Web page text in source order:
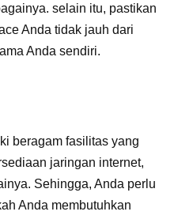
selain itu, pastikan
Anda tidak jauh dari
Anda sendiri.
beragam fasilitas yang
jaringan internet,
Sehingga, Anda perlu
Anda membutuhkan